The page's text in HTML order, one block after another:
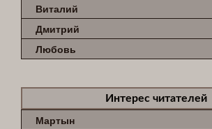
Виталий
Дмитрий
Любовь
Интерес читателей
Мартын